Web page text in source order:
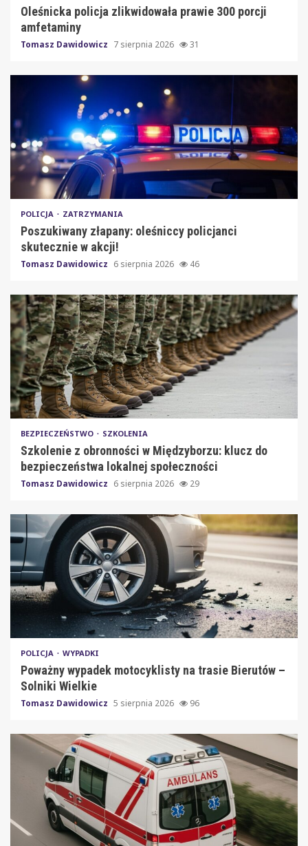
Oleśnicka policja zlikwidowała prawie 300 porcji
amfetaminy
Tomasz Dawidowicz 7 sierpnia 2026 31
POLICJA ZATRZYMANIA
Poszukiwany złapany: oleśniccy policjanci
skutecznie w akcji!
Tomasz Dawidowicz 6 sierpnia 2026 46
BEZPIECZEŃSTWO SZKOLENIA
Szkolenie z obronności w Międzyborzu: klucz do
bezpieczeństwa lokalnej społeczności
Tomasz Dawidowicz 6 sierpnia 2026 29
POLICJA WYPADKI
Poważny wypadek motocyklisty na trasie Bierutów –
Solniki Wielkie
Tomasz Dawidowicz 5 sierpnia 2026 96